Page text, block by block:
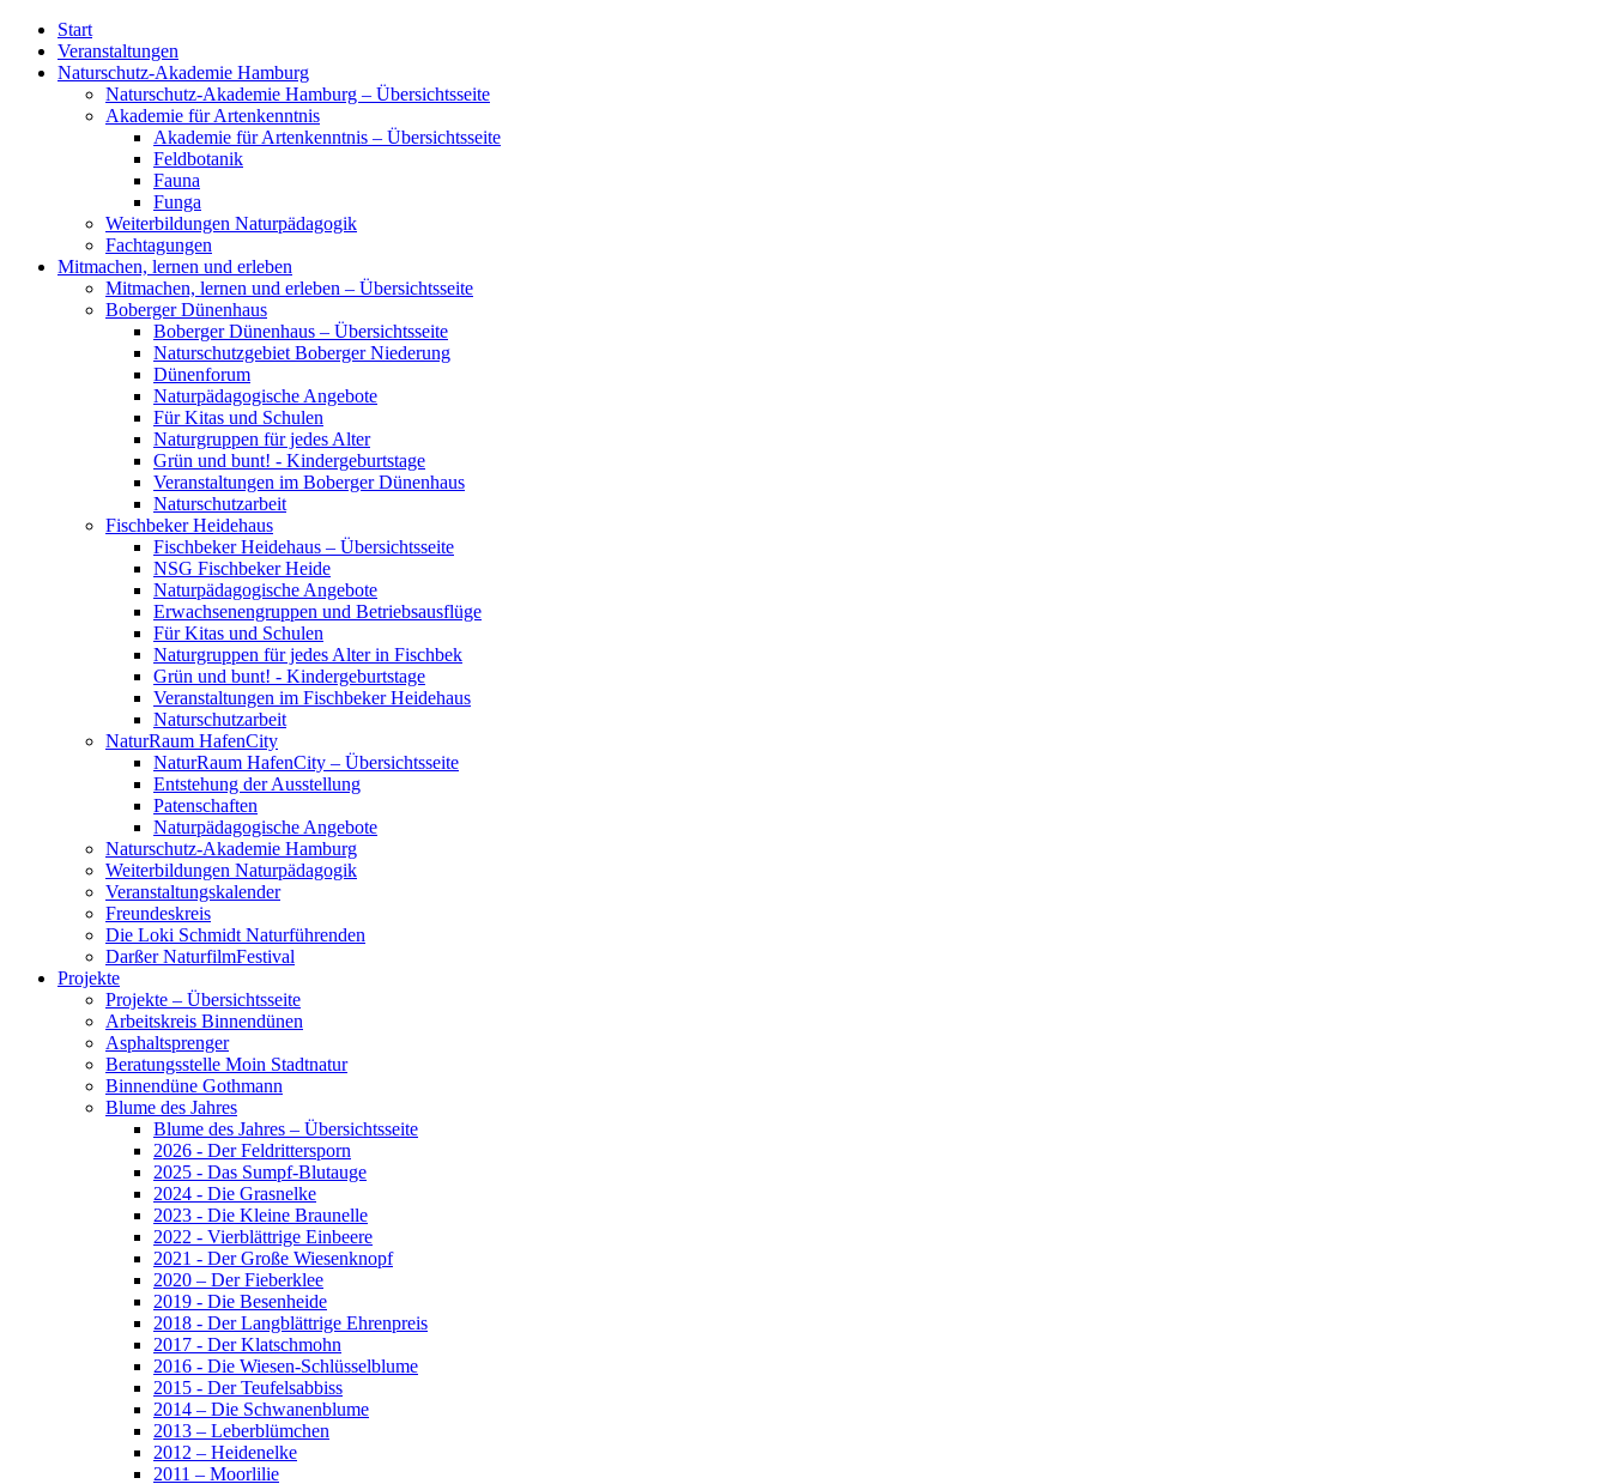
Start
Veranstaltungen
Naturschutz-Akademie Hamburg
Naturschutz-Akademie Hamburg – Übersichtsseite
Akademie für Artenkenntnis
Akademie für Artenkenntnis – Übersichtsseite
Feldbotanik
Fauna
Funga
Weiterbildungen Naturpädagogik
Fachtagungen
Mitmachen, lernen und erleben
Mitmachen, lernen und erleben – Übersichtsseite
Boberger Dünenhaus
Boberger Dünenhaus – Übersichtsseite
Naturschutzgebiet Boberger Niederung
Dünenforum
Naturpädagogische Angebote
Für Kitas und Schulen
Naturgruppen für jedes Alter
Grün und bunt! - Kindergeburtstage
Veranstaltungen im Boberger Dünenhaus
Naturschutzarbeit
Fischbeker Heidehaus
Fischbeker Heidehaus – Übersichtsseite
NSG Fischbeker Heide
Naturpädagogische Angebote
Erwachsenengruppen und Betriebsausflüge
Für Kitas und Schulen
Naturgruppen für jedes Alter in Fischbek
Grün und bunt! - Kindergeburtstage
Veranstaltungen im Fischbeker Heidehaus
Naturschutzarbeit
NaturRaum HafenCity
NaturRaum HafenCity – Übersichtsseite
Entstehung der Ausstellung
Patenschaften
Naturpädagogische Angebote
Naturschutz-Akademie Hamburg
Weiterbildungen Naturpädagogik
Veranstaltungskalender
Freundeskreis
Die Loki Schmidt Naturführenden
Darßer NaturfilmFestival
Projekte
Projekte – Übersichtsseite
Arbeitskreis Binnendünen
Asphaltsprenger
Beratungsstelle Moin Stadtnatur
Binnendüne Gothmann
Blume des Jahres
Blume des Jahres – Übersichtsseite
2026 - Der Feldrittersporn
2025 - Das Sumpf-Blutauge
2024 - Die Grasnelke
2023 - Die Kleine Braunelle
2022 - Vierblättrige Einbeere
2021 - Der Große Wiesenknopf
2020 – Der Fieberklee
2019 - Die Besenheide
2018 - Der Langblättrige Ehrenpreis
2017 - Der Klatschmohn
2016 - Die Wiesen-Schlüsselblume
2015 - Der Teufelsabbiss
2014 – Die Schwanenblume
2013 – Leberblümchen
2012 – Heidenelke
2011 – Moorlilie